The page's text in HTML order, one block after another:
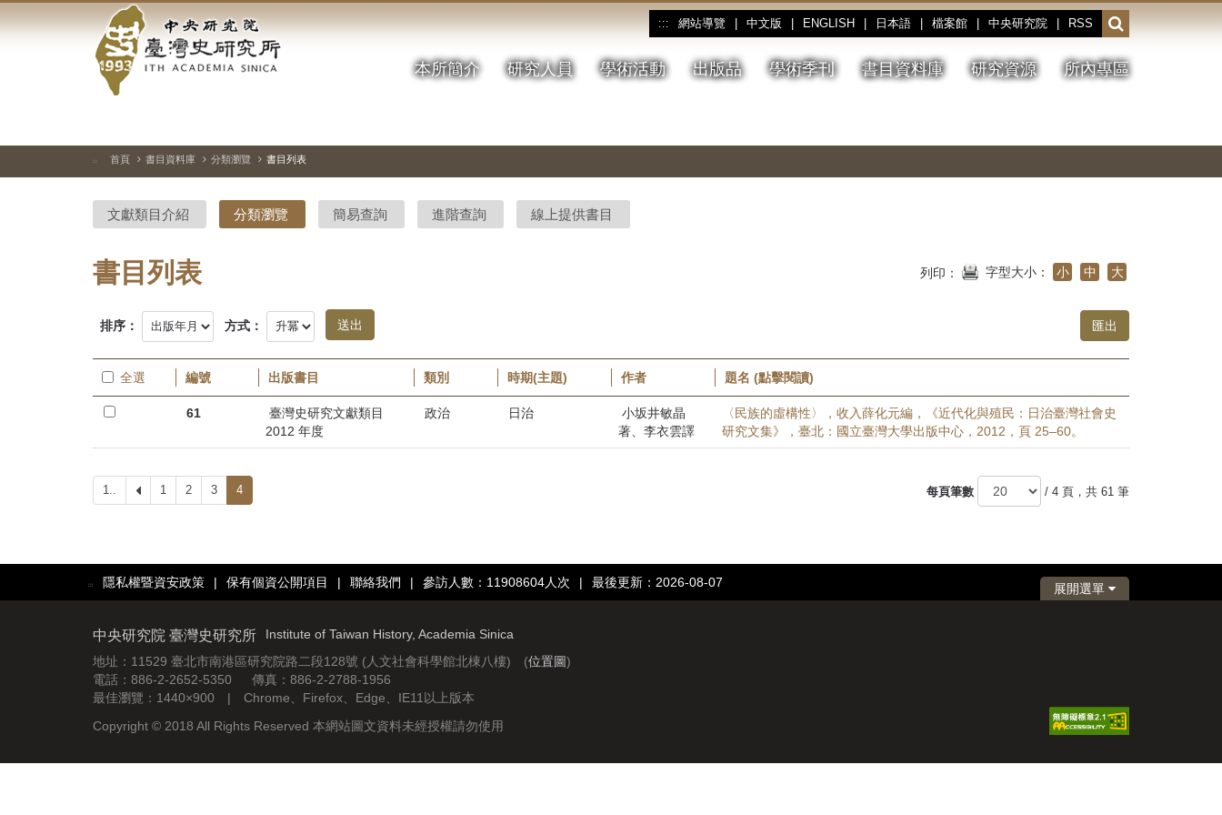
到
中
央
研
院-
臺
灣
史
究
所-
首
頁
::: 網站導覽 中文版 ENGLISH 日本語 檔案館 中央研究院 RSS
開
啟
或
收
本所簡介 研究人員 學術活動 出版品 學術季刊 書目資料庫 研究資源 所內專區
停、
圖
圖
結
::: 首頁 書目資料庫 分類瀏覽 書目列表
文獻類目介紹 分類瀏覽 簡易查詢 進階查詢 線上提供書目
書目列表 列印： 字型大小： 小 中 大
排序： 方式：
全選 編號 出版書目 類別 時期(主題) 作者 題名 (點擊閱讀)
61
臺灣史研究文獻類目
2012 年度
政治 日治
小坂井敏晶
著、李衣雲譯
〈民族的虛構性〉，收入薛化元編，《近代化與殖民：日治臺灣社會史
研究文集》，臺北：國立臺灣大學出版中心，2012，頁 25–60。
1..
上
一
1 2 3 4 每頁筆數 / 4 頁，共 61 筆
::: 隱私權暨資安政策 | 保有個資公開項目 | 聯絡我們 | 參訪人數：11908604人次 | 最後更新：2026-08-07 展開選單
中央研究院 臺灣史研究所
Institute of Taiwan History, Academia Sinica
地址：11529 臺北市南港區研究院路二段128號 (人文社會科學館北棟八樓) (位置圖)
電話：886-2-2652-5350 傳真：886-2-2788-1956
最佳瀏覽：1440×900 | Chrome、Firefox、Edge、IE11以上版本
Copyright © 2018 All Rights Reserved 本網站圖文資料未經授權請勿使用